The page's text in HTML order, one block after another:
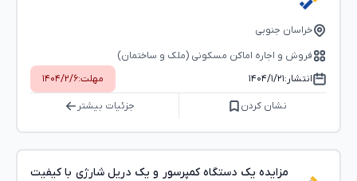
خراسان جنوبی
فروش و اجاره اماکن مسکونی (ملک و ساختمان)
انتشار:۱۴۰۴/۱/۲۱ مهلت:۱۴۰۴/۲/۶
نشان کردن جزئیات بیشتر
مزایده یک دستگاه کمپرسور و یک دریل شارژی با کیفیت